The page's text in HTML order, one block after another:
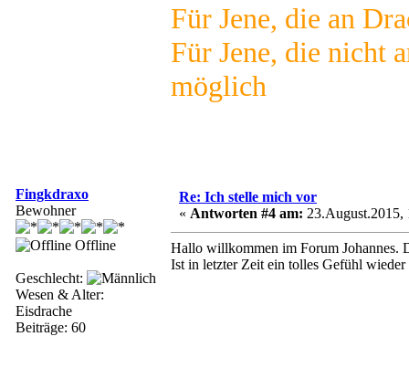
Für Jene, die an
Für Jene, die nicht
möglich
Fingkdraxo
Bewohner
Offline
Geschlecht:
Wesen & Alter:
Eisdrache
Beiträge: 60
Re: Ich stelle mich vor
« Antworten #4 am: 23.August.2015,
Hallo willkommen im Forum Johannes.
Ist in letzter Zeit ein tolles Gefühl